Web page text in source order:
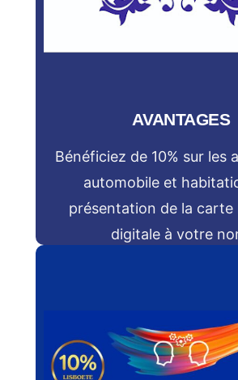
AVANTAGES
Bénéficiez de 10% sur les
automobile et
présentation de la carte
digitale à votre